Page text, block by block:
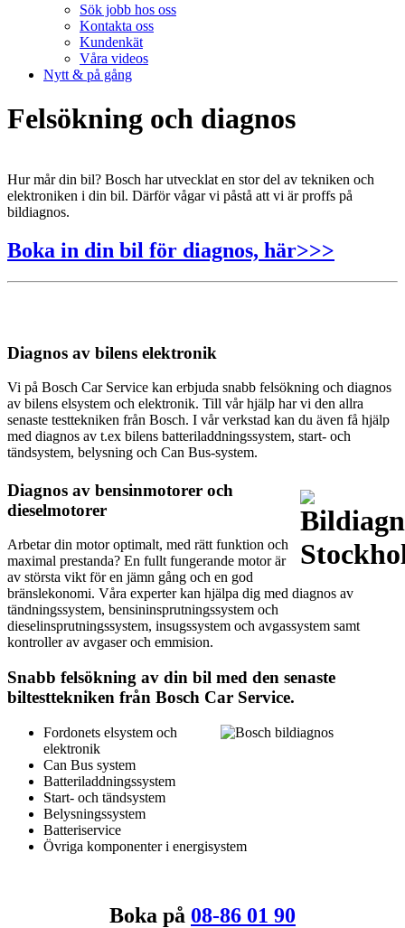
Sök jobb hos oss
Kontakta oss
Kundenkät
Våra videos
Nytt & på gång
Felsökning och diagnos
Hur mår din bil? Bosch har utvecklat en stor del av tekniken och
elektroniken i din bil. Därför vågar vi påstå att vi är proffs på
bildiagnos.
Boka in din bil för diagnos, här>>>
Diagnos av bilens elektronik
Vi på Bosch Car Service kan erbjuda snabb felsökning och diagnos
av bilens elsystem och elektronik. Till vår hjälp har vi den allra
senaste testtekniken från Bosch. I vår verkstad kan du även få hjälp
med diagnos av t.ex bilens batteriladdningssystem, start- och
tändsystem, belysning och Can Bus-system.
Diagnos av bensinmotorer och
dieselmotorer
Arbetar din motor optimalt, med rätt funktion och
maximal prestanda? En fullt fungerande motor är
av största vikt för en jämn gång och en god
bränslekonomi. Våra experter kan hjälpa dig med diagnos av
tändningssystem, bensininsprutningssystem och
dieselinsprutningssystem, insugssystem och avgassystem samt
kontroller av avgaser och emmision.
Snabb felsökning av din bil med den senaste
biltesttekniken från Bosch Car Service.
Fordonets elsystem och
elektronik
Can Bus system
Batteriladdningssystem
Start- och tändsystem
Belysningssystem
Batteriservice
Övriga komponenter i energisystem
Boka på 08-86 01 90